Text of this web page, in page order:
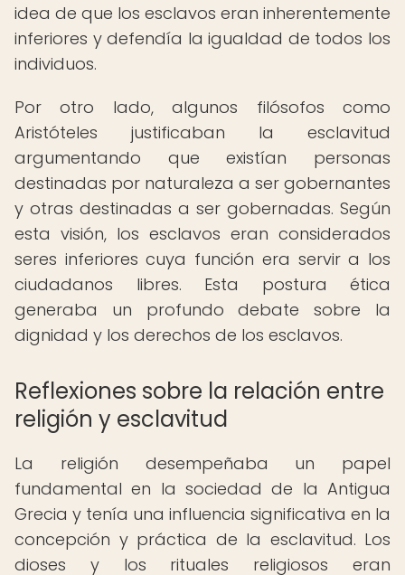
idea de que los esclavos eran inherentemente
inferiores y defendía la igualdad de todos los
individuos.
Por otro lado, algunos filósofos como
Aristóteles justificaban la esclavitud
argumentando que existían personas
destinadas por naturaleza a ser gobernantes
y otras destinadas a ser gobernadas. Según
esta visión, los esclavos eran considerados
seres inferiores cuya función era servir a los
ciudadanos libres. Esta postura ética
generaba un profundo debate sobre la
dignidad y los derechos de los esclavos.
Reflexiones sobre la relación entre
religión y esclavitud
La religión desempeñaba un papel
fundamental en la sociedad de la Antigua
Grecia y tenía una influencia significativa en la
concepción y práctica de la esclavitud. Los
dioses y los rituales religiosos eran